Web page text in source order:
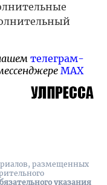
телеграм-
MAX
размещенных
указания